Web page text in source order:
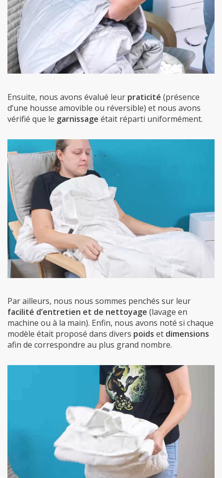
Ensuite, nous avons évalué leur praticité (présence
d’une housse amovible ou réversible) et nous avons
vérifié que le garnissage était réparti uniformément.
Par ailleurs, nous nous sommes penchés sur leur
facilité d’entretien et de nettoyage (lavage en
machine ou à la main). Enfin, nous avons noté si chaque
modèle était proposé dans divers poids et dimensions
afin de correspondre au plus grand nombre.